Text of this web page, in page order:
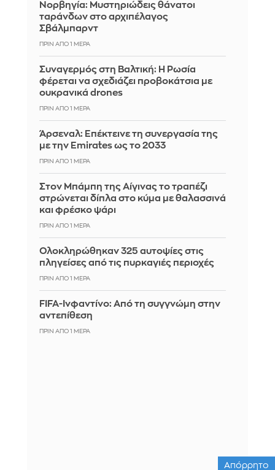
Νορβηγία: Μυστηριώδεις θάνατοι
ταράνδων στο αρχιπέλαγος
Σβάλμπαρντ
ΠΡΙΝ ΑΠΌ 1 ΜΈΡΑ
Συναγερμός στη Βαλτική: Η Ρωσία
φέρεται να σχεδιάζει προβοκάτσια με
ουκρανικά drones
ΠΡΙΝ ΑΠΌ 1 ΜΈΡΑ
Άρσεναλ: Επέκτεινε τη συνεργασία της
με την Emirates ως το 2033
ΠΡΙΝ ΑΠΌ 1 ΜΈΡΑ
Στον Μπάμπη της Αίγινας το τραπέζι
στρώνεται δίπλα στο κύμα με θαλασσινά
και φρέσκο ψάρι
ΠΡΙΝ ΑΠΌ 1 ΜΈΡΑ
Ολοκληρώθηκαν 325 αυτοψίες στις
πληγείσες από τις πυρκαγιές περιοχές
ΠΡΙΝ ΑΠΌ 1 ΜΈΡΑ
FIFA-Ινφαντίνο: Από τη συγγνώμη στην
αντεπίθεση
ΠΡΙΝ ΑΠΌ 1 ΜΈΡΑ
Απόρρητο